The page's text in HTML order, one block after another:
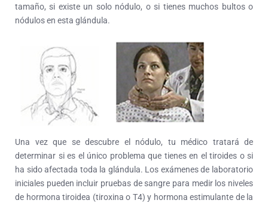
tamaño, si existe un solo nódulo, o si tienes muchos bultos o
nódulos en esta glándula.
Una vez que se descubre el nódulo, tu médico tratará de
determinar si es el único problema que tienes en el tiroides o si
ha sido afectada toda la glándula. Los exámenes de laboratorio
iniciales pueden incluir pruebas de sangre para medir los niveles
de hormona tiroidea (tiroxina o T4) y hormona estimulante de la